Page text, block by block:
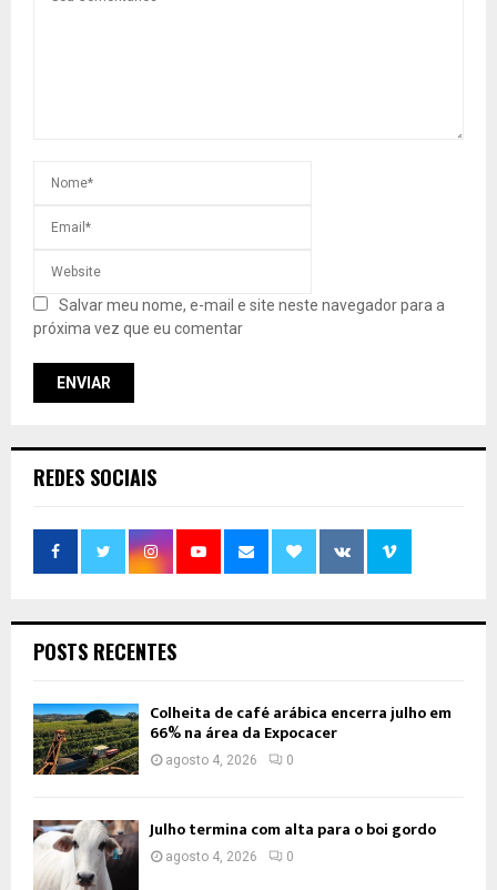
Salvar meu nome, e-mail e site neste navegador para a
próxima vez que eu comentar
REDES SOCIAIS
POSTS RECENTES
Colheita de café arábica encerra julho em
66% na área da Expocacer
agosto 4, 2026 0
Julho termina com alta para o boi gordo
agosto 4, 2026 0